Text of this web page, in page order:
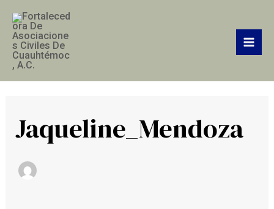
contenido
Jaqueline_Mendoza